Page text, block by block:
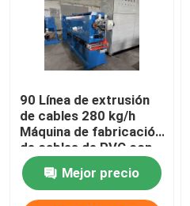
90 Línea de extrusión
de cables 280 kg/h
Máquina de fabricación
de cables de PVC con
motor Siemens
Mejor precio